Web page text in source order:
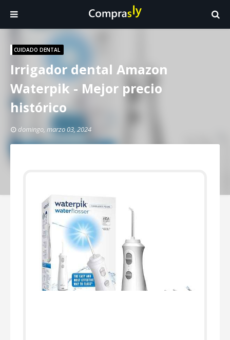
CUIDADO DENTAL
Irrigador dental Amazon
Waterpik - Mejor precio
histórico
domingo, marzo 03, 2024